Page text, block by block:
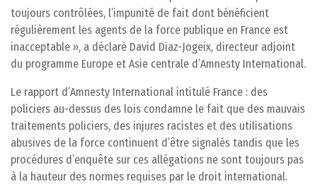
toujours contrôlées, l’impunité de fait dont bénéficient
régulièrement les agents de la force publique en France est
inacceptable », a déclaré David Diaz-Jogeix, directeur adjoint
du programme Europe et Asie centrale d’Amnesty International.
Le rapport d’Amnesty International intitulé France : des
policiers au-dessus des lois condamne le fait que des mauvais
traitements policiers, des injures racistes et des utilisations
abusives de la force continuent d’être signalés tandis que les
procédures d’enquête sur ces allégations ne sont toujours pas
à la hauteur des normes requises par le droit international.